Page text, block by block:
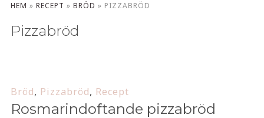
HEM » RECEPT » BRÖD » PIZZABRÖD
Pizzabröd
Bröd, Pizzabröd, Recept
Rosmarindoftande pizzabröd